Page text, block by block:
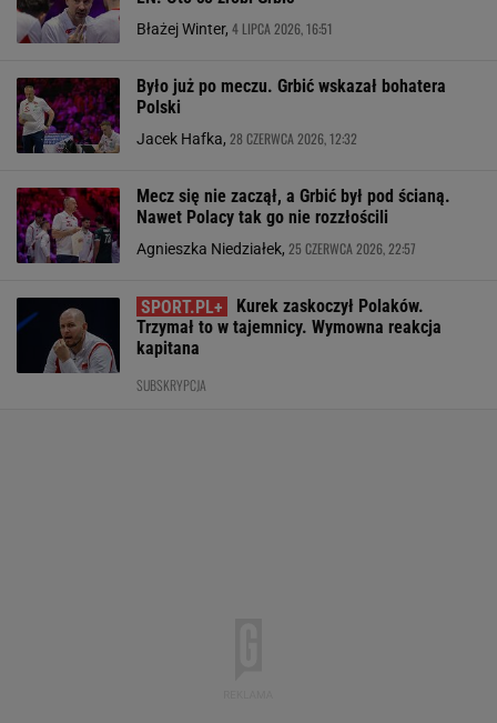
Błażej Winter, 4 LIPCA 2026, 16:51
Było już po meczu. Grbić wskazał bohatera
Polski
Jacek Hafka, 28 CZERWCA 2026, 12:32
Mecz się nie zaczął, a Grbić był pod ścianą.
Nawet Polacy tak go nie rozzłościli
Agnieszka Niedziałek, 25 CZERWCA 2026, 22:57
Kurek zaskoczył Polaków.
Trzymał to w tajemnicy. Wymowna reakcja
kapitana
SUBSKRYPCJA